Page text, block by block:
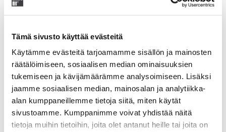
Tämä sivusto käyttää evästeitä
Käytämme evästeitä tarjoamamme sisällön ja mainosten
räätälöimiseen, sosiaalisen median ominaisuuksien
tukemiseen ja kävijämäärämme analysoimiseen. Lisäksi
jaamme sosiaalisen median, mainosalan ja analytiikka-
alan kumppaneillemme tietoja siitä, miten käytät
sivustoamme. Kumppanimme voivat yhdistää näitä
tietoja muihin tietoihin, joita olet antanut heille tai joita on
199,00€
Original
price
was:
199,00 €.
119,40€
Current
price
is:
119,40 €.
Tuotekoodi: 42200Pvas
Lisätiedot
Ovi ja saranat vaimentimella. Lopetettu tuote.